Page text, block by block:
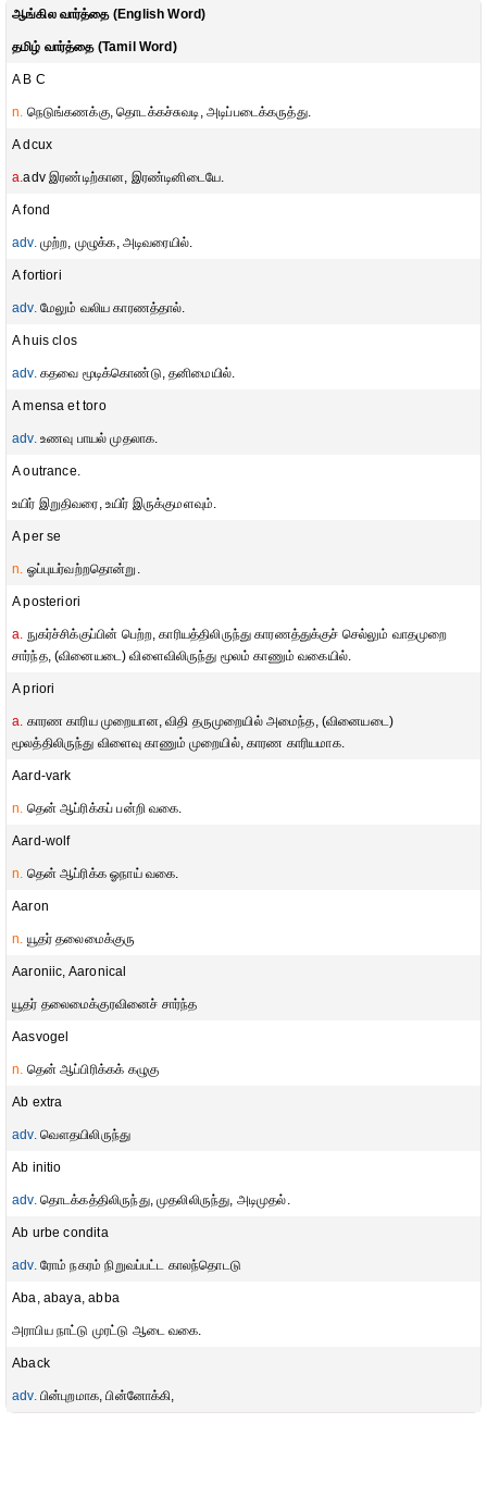
ஆங்கில வார்த்தை (English Word)
தமிழ் வார்த்தை (Tamil Word)
A B C
n. நெடுங்கணக்கு, தொடக்கச்சுவடி, அடிப்படைக்கருத்து.
A dcux
a.adv இரண்டிற்கான, இரண்டினிடையே.
A fond
adv.முற்ற, முழுக்க, அடிவரையில்.
A fortiori
adv.மேலும் வலிய காரணத்தால்.
A huis clos
adv.கதவை மூடிக்கொண்டு, தனிமையில்.
A mensa et toro
adv.உணவு பாயல் முதலாக.
A outrance.
உயிர் இறுதிவரை, உயிர் இருக்குமளவும்.
A per se
n. ஓப்புயர்வற்றதொன்று.
A posteriori
a. நுகர்ச்சிக்குப்பின் பெற்ற, காரியத்திலிருந்து காரணத்துக்குச் செல்லும் வாதமுறை
சார்ந்த, (வினையடை) விளைவிலிருந்து மூலம் காணும் வகையில்.
A priori
a. காரண காரிய முறையான, விதி தருமுறையில் அமைந்த, (வினையடை)
மூலத்திலிருந்து விளைவு காணும் முறையில், காரண காரியமாக.
Aard-vark
n. தென் ஆப்ரிக்கப் பன்றி வகை.
Aard-wolf
n. தென் ஆப்ரிக்க ஓநாய் வகை.
Aaron
n. யூதர் தலைமைக்குரு
Aaroniic, Aaronical
யூதர் தலைமைக்குரவினைச் சார்ந்த
Aasvogel
n. தென் ஆப்பிரிக்கக் கழுகு
Ab extra
adv.வௌதயிலிருந்து
Ab initio
adv.தொடக்கத்திலிருந்து, முதலிலிருந்து, அடிமுதல்.
Ab urbe condita
adv.ரோம் நகரம் நிறுவப்பட்ட காலந்தொடடு
Aba, abaya, abba
அராபிய நாட்டு முரட்டு ஆடை வகை.
Aback
adv.பின்புறமாக, பின்னோக்கி,